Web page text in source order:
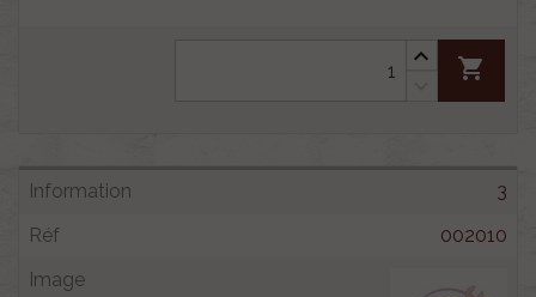
shopping_cart
3
002010